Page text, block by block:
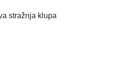
stražnja klupaNapredna pretraga